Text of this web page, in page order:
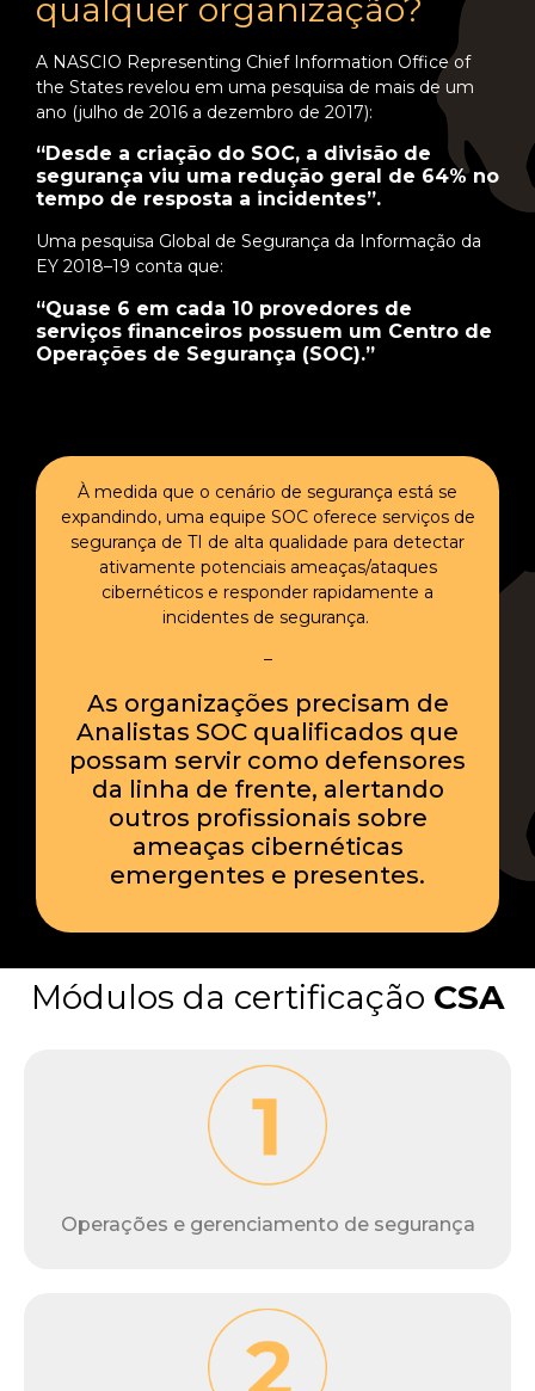
qualquer organização?
A NASCIO Representing Chief Information Office of
the States revelou em uma pesquisa de mais de um
ano (julho de 2016 a dezembro de 2017):
“Desde a criação do SOC, a divisão de
segurança viu uma redução geral de 64% no
tempo de resposta a incidentes”.
Uma pesquisa Global de Segurança da Informação da
EY 2018–19 conta que:
“Quase 6 em cada 10 provedores de
serviços financeiros possuem um Centro de
Operações de Segurança (SOC).”
À medida que o cenário de segurança está se
expandindo, uma equipe SOC oferece serviços de
segurança de TI de alta qualidade para detectar
ativamente potenciais ameaças/ataques
cibernéticos e responder rapidamente a
incidentes de segurança.
–
As organizações precisam de
Analistas SOC qualificados que
possam servir como defensores
da linha de frente, alertando
outros profissionais sobre
ameaças cibernéticas
emergentes e presentes.
Módulos da certificação CSA
Operações e gerenciamento de segurança